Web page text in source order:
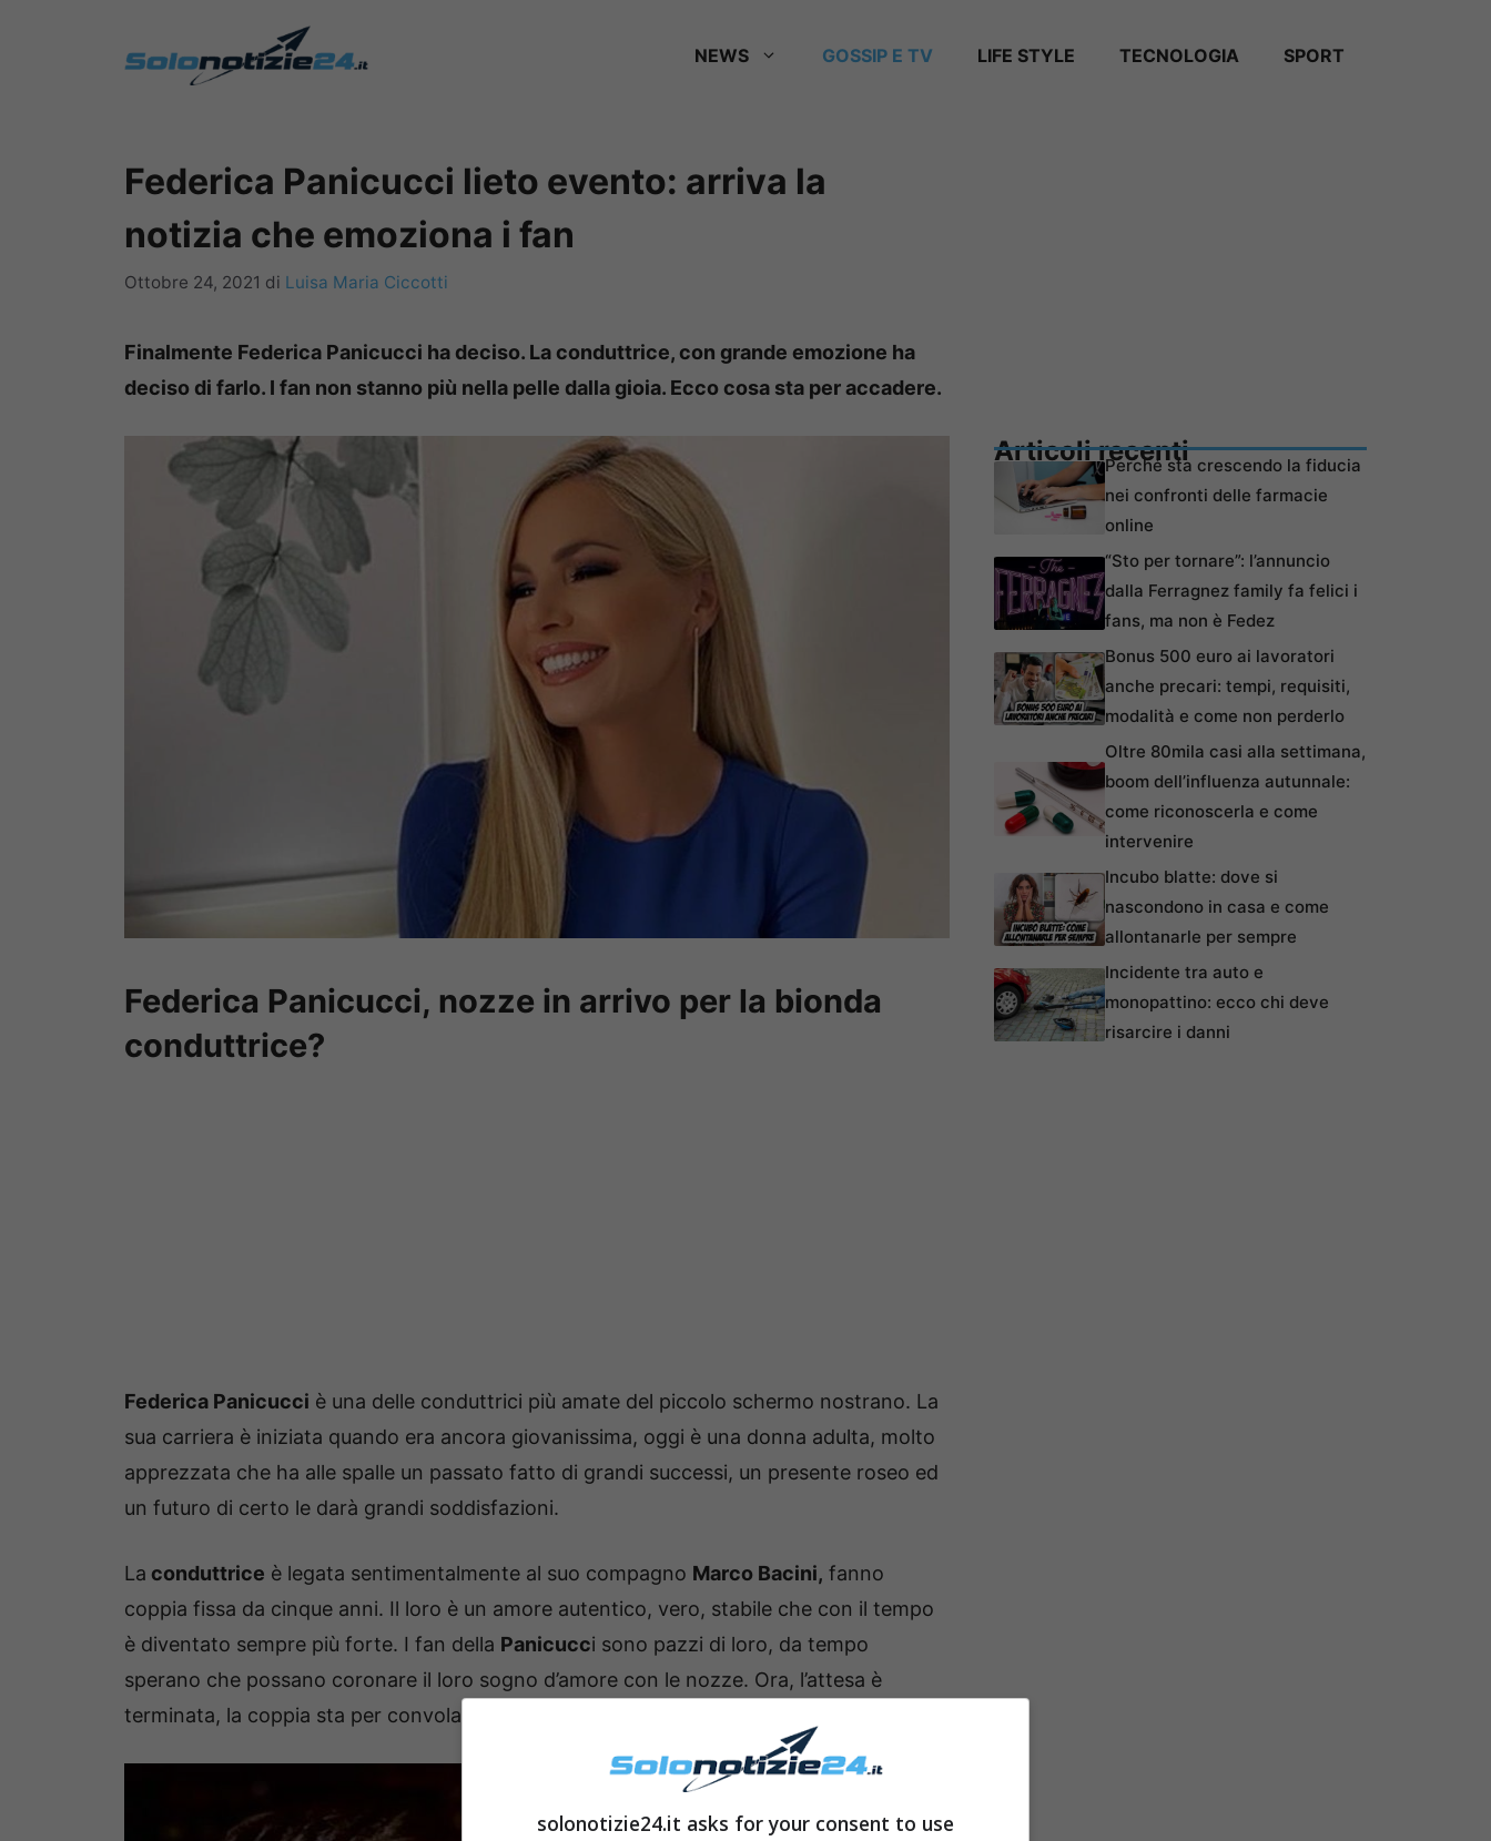
NEWS GOSSIP E TV LIFE STYLE TECNOLOGIA SPORT
Federica Panicucci lieto evento: arriva la
notizia che emoziona i fan
Ottobre 24, 2021 di Luisa Maria Ciccotti
Finalmente Federica Panicucci ha deciso. La conduttrice, con grande emozione ha
deciso di farlo. I fan non stanno più nella pelle dalla gioia. Ecco cosa sta per accadere.
Federica Panicucci, nozze in arrivo per la bionda
conduttrice?
Federica Panicucci è una delle conduttrici più amate del piccolo schermo nostrano. La
sua carriera è iniziata quando era ancora giovanissima, oggi è una donna adulta, molto
apprezzata che ha alle spalle un passato fatto di grandi successi, un presente roseo ed
un futuro di certo le darà grandi soddisfazioni.
La conduttrice è legata sentimentalmente al suo compagno Marco Bacini, fanno
coppia fissa da cinque anni. Il loro è un amore autentico, vero, stabile che con il tempo
è diventato sempre più forte. I fan della Panicucci sono pazzi di loro, da tempo
sperano che possano coronare il loro sogno d’amore con le nozze. Ora, l’attesa è
terminata, la coppia sta per convolare a
Articoli recentiPerché sta crescendo la fiducia
nei confronti delle farmacie
online
“Sto per tornare”: l’annuncio
dalla Ferragnez family fa felici i
fans, ma non è Fedez
Bonus 500 euro ai lavoratori
anche precari: tempi, requisiti,
modalità e come non perderlo
Oltre 80mila casi alla settimana,
boom dell’influenza autunnale:
come riconoscerla e come
intervenire
Incubo blatte: dove si
nascondono in casa e come
allontanarle per sempre
Incidente tra auto e
monopattino: ecco chi deve
risarcire i danni
solonotizie24.it asks for your consent to use